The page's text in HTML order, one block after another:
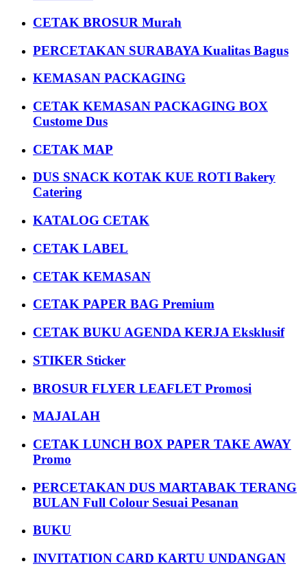
CETAK BROSUR Murah
PERCETAKAN SURABAYA Kualitas Bagus
KEMASAN PACKAGING
CETAK KEMASAN PACKAGING BOX
Custome Dus
CETAK MAP
DUS SNACK KOTAK KUE ROTI Bakery
Catering
KATALOG CETAK
CETAK LABEL
CETAK KEMASAN
CETAK PAPER BAG Premium
CETAK BUKU AGENDA KERJA Eksklusif
STIKER Sticker
BROSUR FLYER LEAFLET Promosi
MAJALAH
CETAK LUNCH BOX PAPER TAKE AWAY
Promo
PERCETAKAN DUS MARTABAK TERANG
BULAN Full Colour Sesuai Pesanan
BUKU
INVITATION CARD KARTU UNDANGAN